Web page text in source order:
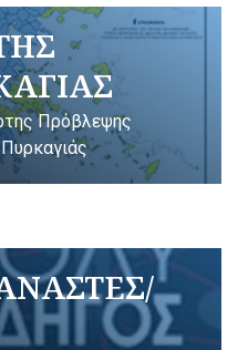
Πρόβλεψης